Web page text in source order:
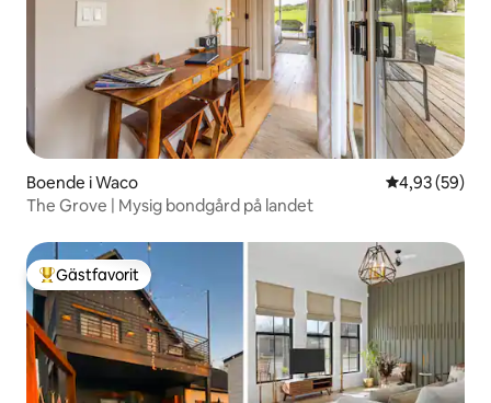
Boende i Waco 4,93 av 5 i
4,93 (59)
The Grove | Mysig bondgård på landet
Populär gästfavorit
Gästfavorit